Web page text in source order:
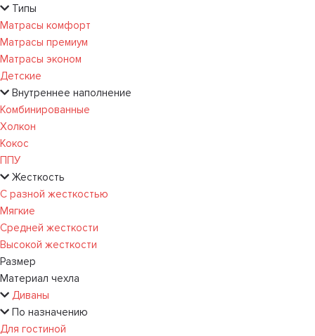
Типы
Матрасы комфорт
Матрасы премиум
Матрасы эконом
Детские
Внутреннее наполнение
Комбинированные
Холкон
Кокос
ППУ
Жесткость
С разной жесткостью
Мягкие
Средней жесткости
Высокой жесткости
Размер
Материал чехла
Диваны
По назначению
Для гостиной